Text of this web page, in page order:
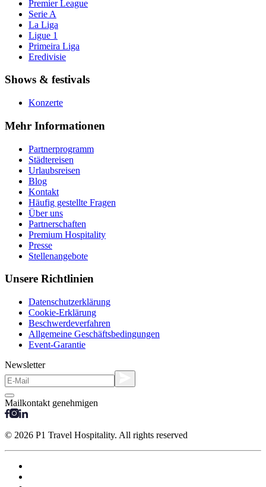
Premier League
Serie A
La Liga
Ligue 1
Primeira Liga
Eredivisie
Shows & festivals
Konzerte
Mehr Informationen
Partnerprogramm
Städtereisen
Urlaubsreisen
Blog
Kontakt
Häufig gestellte Fragen
Über uns
Partnerschaften
Premium Hospitality
Presse
Stellenangebote
Unsere Richtlinien
Datenschutzerklärung
Cookie-Erklärung
Beschwerdeverfahren
Allgemeine Geschäftsbedingungen
Event-Garantie
Newsletter
Mailkontakt genehmigen
© 2026 P1 Travel Hospitality. All rights reserved